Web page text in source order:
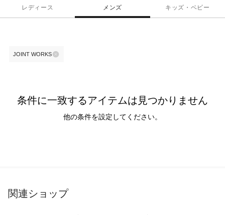
レディース メンズ キッズ・ベビー
JOINT WORKS
条件に一致するアイテムは見つかりません
他の条件を設定してください。
関連ショップ